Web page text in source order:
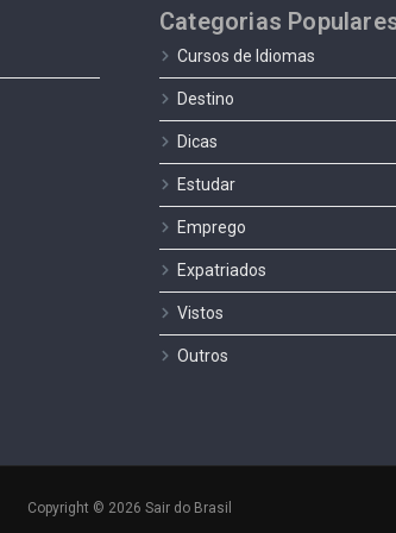
Categorias
Cursos de Idiomas
Destino
Dicas
Estudar
Emprego
Expatriados
Vistos
Outros
Copyright © 2026 Sair do Brasil